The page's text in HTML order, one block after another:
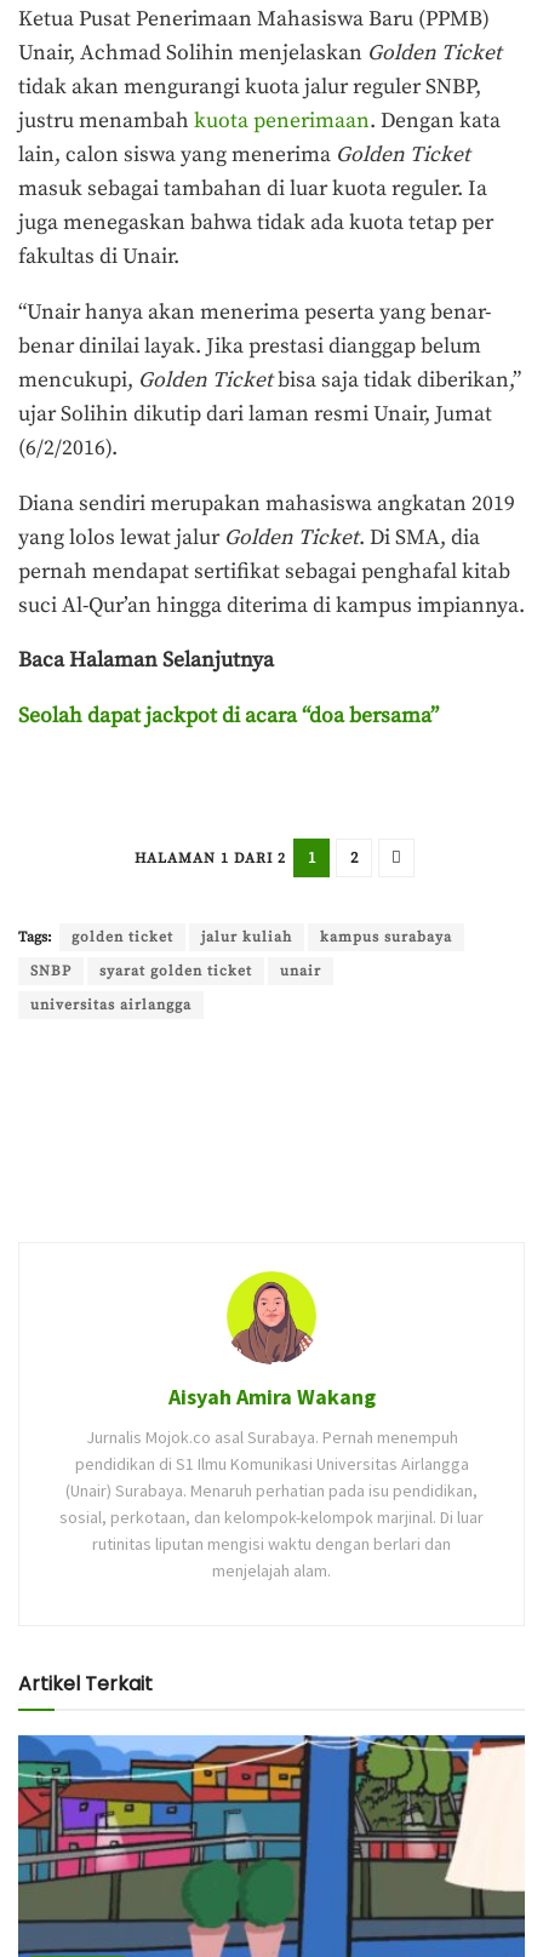
Ketua Pusat Penerimaan Mahasiswa Baru (PPMB)
Unair, Achmad Solihin menjelaskan Golden Ticket
tidak akan mengurangi kuota jalur reguler SNBP,
justru menambah kuota penerimaan. Dengan kata
lain, calon siswa yang menerima Golden Ticket
masuk sebagai tambahan di luar kuota reguler. Ia
juga menegaskan bahwa tidak ada kuota tetap per
fakultas di Unair.
“Unair hanya akan menerima peserta yang benar-
benar dinilai layak. Jika prestasi dianggap belum
mencukupi, Golden Ticketbisa saja tidak diberikan,”
ujar Solihin dikutip dari laman resmi Unair, Jumat
(6/2/2016).
Diana sendiri merupakan mahasiswa angkatan 2019
yang lolos lewat jalur Golden Ticket. Di SMA, dia
pernah mendapat sertifikat sebagai penghafal kitab
suci Al-Qur’an hingga diterima di kampus impiannya.
Baca Halaman Selanjutnya
Seolah dapat jackpot di acara “doa bersama”
HALAMAN 1 DARI 2 1 2
Tags: golden ticket jalur kuliah
kampus surabaya
SNBP
syarat golden ticket
unair
universitas airlangga
Aisyah Amira Wakang
Jurnalis Mojok.co asal Surabaya. Pernah menempuh
pendidikan di S1 Ilmu Komunikasi Universitas Airlangga
(Unair) Surabaya. Menaruh perhatian pada isu pendidikan,
sosial, perkotaan, dan kelompok-kelompok marjinal. Di luar
rutinitas liputan mengisi waktu dengan berlari dan
menjelajah alam.
Artikel Terkait